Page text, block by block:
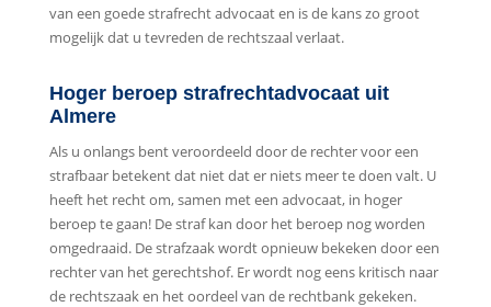
van een goede strafrecht advocaat en is de kans zo groot
mogelijk dat u tevreden de rechtszaal verlaat.
Hoger beroep strafrechtadvocaat uit
Almere
Als u onlangs bent veroordeeld door de rechter voor een
strafbaar betekent dat niet dat er niets meer te doen valt. U
heeft het recht om, samen met een advocaat, in hoger
beroep te gaan! De straf kan door het beroep nog worden
omgedraaid. De strafzaak wordt opnieuw bekeken door een
rechter van het gerechtshof. Er wordt nog eens kritisch naar
de rechtszaak en het oordeel van de rechtbank gekeken.